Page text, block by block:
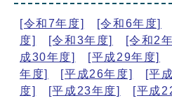
[令和7年度] [令和6年度]
度]
[令和3年度] [令和2
成30年度]
[平成29年度]
年度]
[平成26年度] [平
度]
[平成23年度] [平成